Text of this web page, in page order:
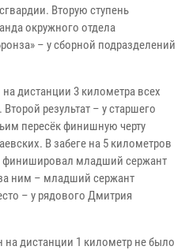
Вторую ступень
окружного отдела
– у сборной подразделений
дистанции 3 километра всех
результат – у старшего
пересёк финишную черту
В забеге на 5 километров
младший сержант
ним – младший сержант
– у рядового Дмитрия
дистанции 1 километр не было